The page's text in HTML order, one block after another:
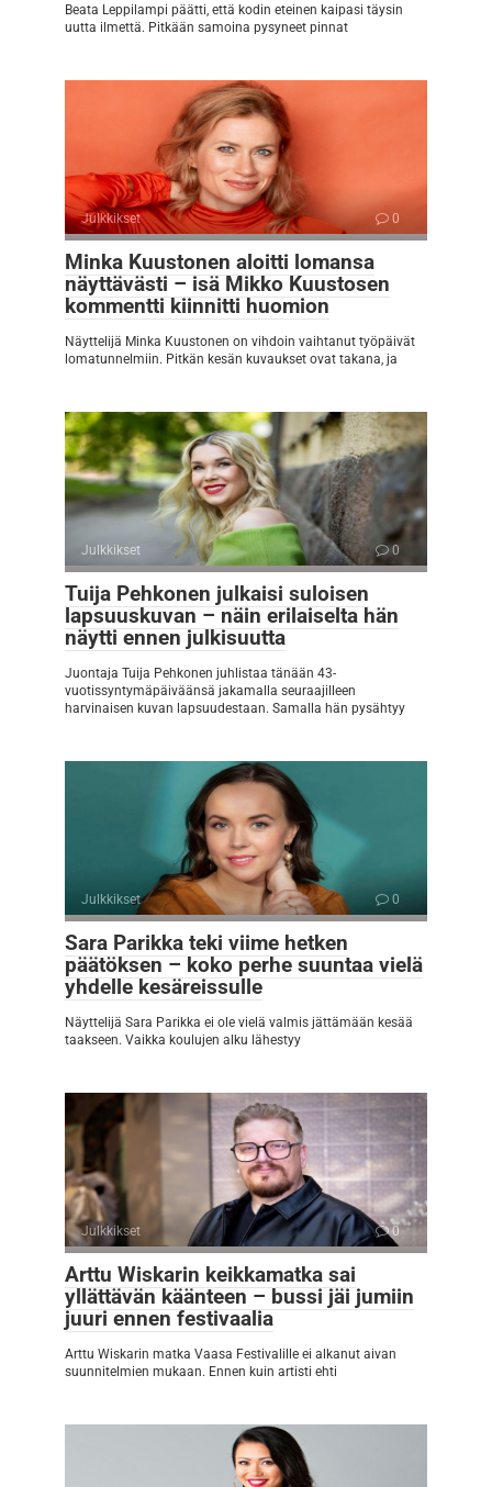
Beata Leppilampi päätti, että kodin eteinen kaipasi täysin
uutta ilmettä. Pitkään samoina pysyneet pinnat
Julkkikset 0
Minka Kuustonen aloitti lomansa
näyttävästi – isä Mikko Kuustosen
kommentti kiinnitti huomion
Näyttelijä Minka Kuustonen on vihdoin vaihtanut työpäivät
lomatunnelmiin. Pitkän kesän kuvaukset ovat takana, ja
Julkkikset 0
Tuija Pehkonen julkaisi suloisen
lapsuuskuvan – näin erilaiselta hän
näytti ennen julkisuutta
Juontaja Tuija Pehkonen juhlistaa tänään 43-
vuotissyntymäpäiväänsä jakamalla seuraajilleen
harvinaisen kuvan lapsuudestaan. Samalla hän pysähtyy
Julkkikset 0
Sara Parikka teki viime hetken
päätöksen – koko perhe suuntaa vielä
yhdelle kesäreissulle
Näyttelijä Sara Parikka ei ole vielä valmis jättämään kesää
taakseen. Vaikka koulujen alku lähestyy
Julkkikset 0
Arttu Wiskarin keikkamatka sai
yllättävän käänteen – bussi jäi jumiin
juuri ennen festivaalia
Arttu Wiskarin matka Vaasa Festivalille ei alkanut aivan
suunnitelmien mukaan. Ennen kuin artisti ehti